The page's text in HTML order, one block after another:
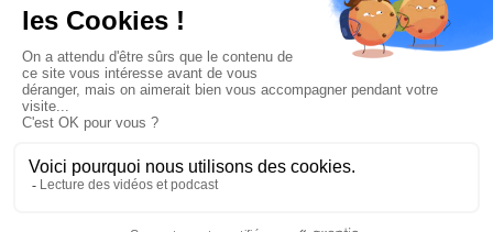
Devenir partenaire
© Copyright 2008 / 2026,DECODE MEDIA, The Innovation Media
Company.All Rights Reserved